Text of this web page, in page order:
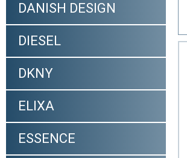
DANISH DESIGN
DIESEL
DKNY
ELIXA
ESSENCE